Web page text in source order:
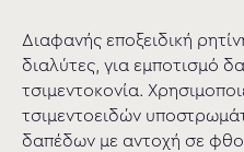
Διαφανής εποξειδική
διαλύτες, για εμποτισμό
τσιμεντοκονία.
τσιμεντοειδών
δαπέδων με αντοχή σε